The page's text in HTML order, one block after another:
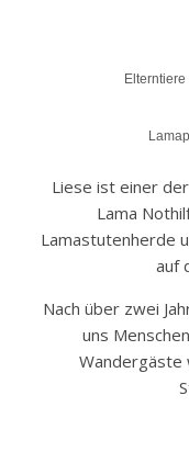
Liese ist einer
Lama
Lamastutenherde
auf
Nach über zwei
uns
Wandergäste